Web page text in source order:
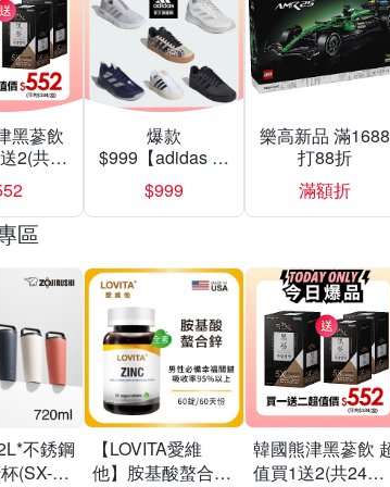
黑蔘飲
2(共24
)
爆款
$999【adidas 愛
迪達】男/女 精選
運動鞋休閒鞋 任
選均一價
$999
樂高新品 滿1688
打88折
滿額折
區
不銹鋼
(SX-
【LOVITA愛維
他】胺基酸螯合鋅
韓國熊津黑蔘飲
值買1送2(共24入